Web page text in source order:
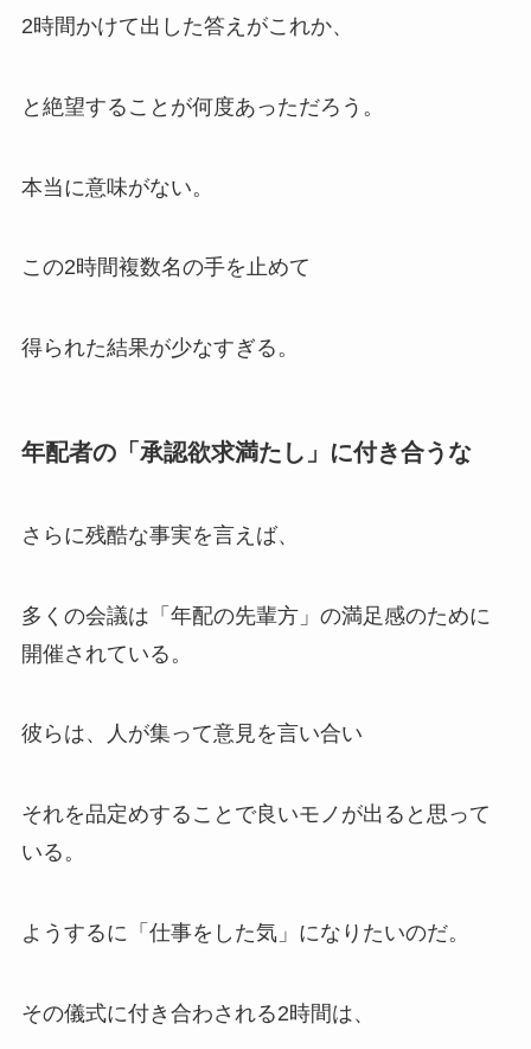
2時間かけて出した答えがこれか、
と絶望することが何度あっただろう。
本当に意味がない。
この2時間複数名の手を止めて
得られた結果が少なすぎる。
年配者の「承認欲求満たし」に付き合うな
さらに残酷な事実を言えば、
多くの会議は「年配の先輩方」の満足感のために
開催されている。
彼らは、人が集って意見を言い合い
それを品定めすることで良いモノが出ると思って
いる。
ようするに「仕事をした気」になりたいのだ。
その儀式に付き合わされる2時間は、